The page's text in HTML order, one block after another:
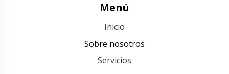
Menú
Inicio
Sobre nosotros
Servicios